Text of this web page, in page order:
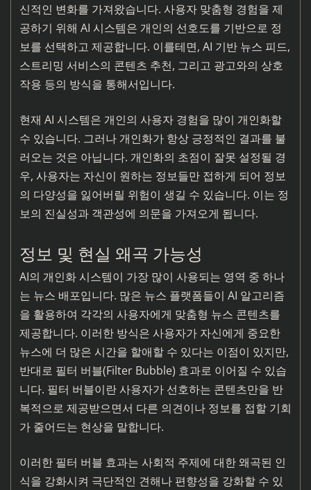
신적인 변화를 가져왔습니다. 사용자 맞춤형 경험을 제
공하기 위해 AI 시스템은 개인의 선호도를 기반으로 정
보를 선택하고 제공합니다. 이를테면, AI 기반 뉴스 피드,
스트리밍 서비스의 콘텐츠 추천, 그리고 광고와의 상호
작용 등의 방식을 통해서입니다.
현재 AI 시스템은 개인의 사용자 경험을 많이 개인화할
수 있습니다. 그러나 개인화가 항상 긍정적인 결과를 불
러오는 것은 아닙니다. 개인화의 초점이 잘못 설정될 경
우, 사용자는 자신이 원하는 정보들만 접하게 되어 정보
의 다양성을 잃어버릴 위험이 생길 수 있습니다. 이는 정
보의 진실성과 객관성에 의문을 가져오게 됩니다.
정보 및 현실 왜곡 가능성
AI의 개인화 시스템이 가장 많이 사용되는 영역 중 하나
는 뉴스 배포입니다. 많은 뉴스 플랫폼들이 AI 알고리즘
을 활용하여 각각의 사용자에게 맞춤형 뉴스 콘텐츠를
제공합니다. 이러한 방식은 사용자가 자신에게 중요한
뉴스에 더 많은 시간을 할애할 수 있다는 이점이 있지만,
반대로 필터 버블(Filter Bubble) 효과로 이어질 수 있습
니다. 필터 버블이란 사용자가 선호하는 콘텐츠만을 반
복적으로 제공받으면서 다른 의견이나 정보를 접할 기회
가 줄어드는 현상을 말합니다.
이러한 필터 버블 효과는 사회적 주제에 대한 왜곡된 인
식을 강화시켜 극단적인 견해나 편향성을 강화할 수 있